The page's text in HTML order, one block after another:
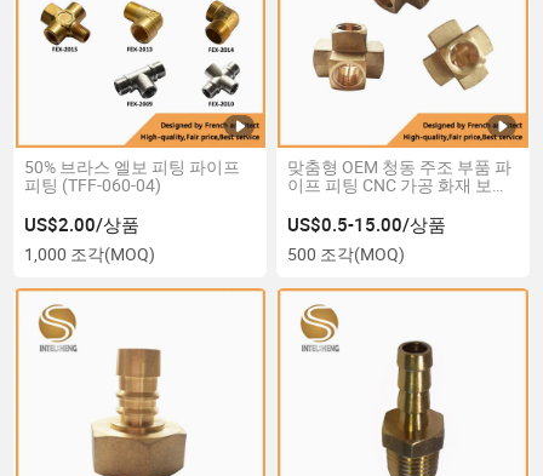
50% 브라스 엘보 피팅 파이프
피팅 (TFF-060-04)
US$2.00/상품
1,000 조각(MOQ)
맞춤형 OEM 청동 주조 부품 파
이프 피팅 CNC 가공 화재 보호
US$0.5-15.00/상품
500 조각(MOQ)